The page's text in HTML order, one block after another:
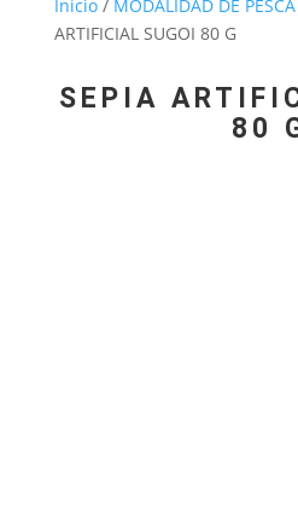
Inicio/ MODALIDAD DE PESCA
ARTIFICIAL SUGOI 80 G
SEPIA
80